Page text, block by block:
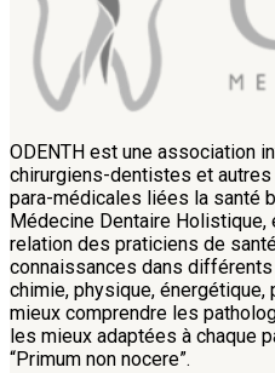
ODENTH est une association
chirurgiens-dentistes et
para-médicales liées la santé
Médecine Dentaire
relation des praticiens de
connaissances dans
chimie, physique,
mieux comprendre les
les mieux adaptées à chaque
“Primum non nocere”.